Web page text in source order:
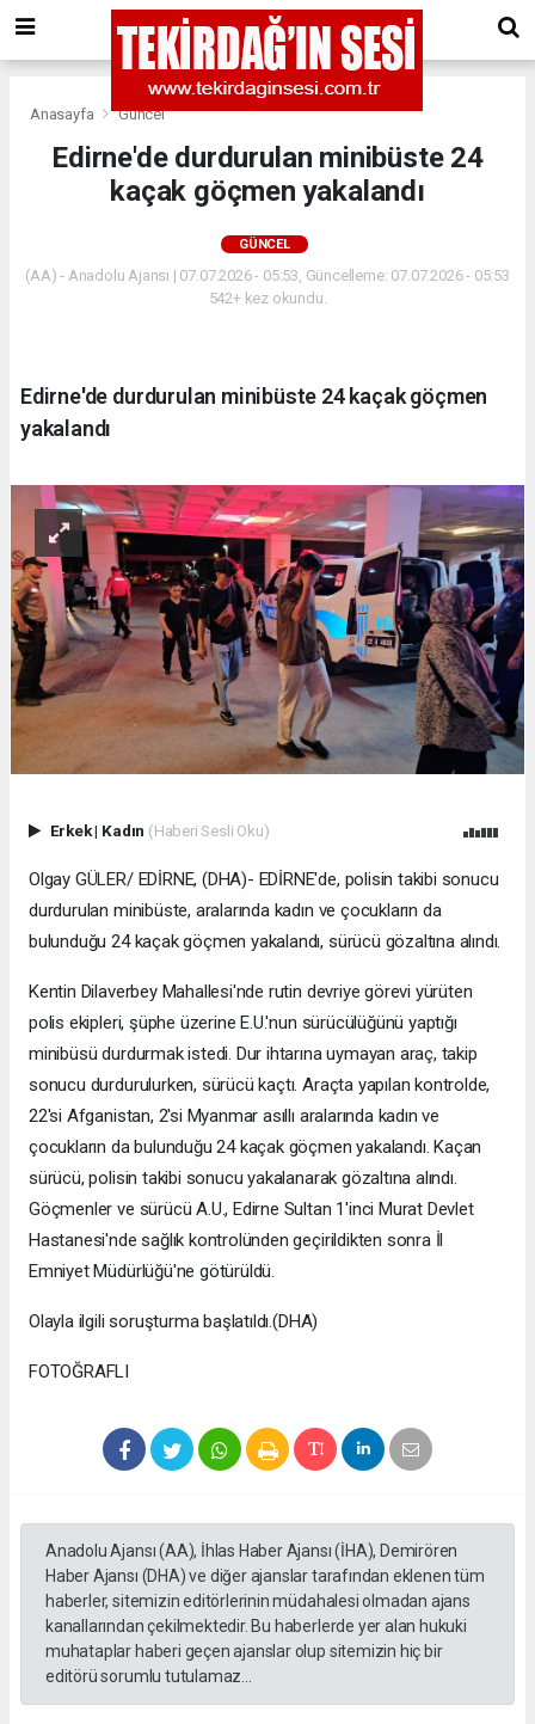
Anasayfa Güncel
Edirne'de durdurulan minibüste 24
kaçak göçmen yakalandı
GÜNCEL
(AA) - Anadolu Ajansı | 07.07.2026 - 05:53, Güncelleme: 07.07.2026 - 05:53
542+ kez okundu.
Edirne'de durdurulan minibüste 24 kaçak göçmen
yakalandı
Erkek| Kadın (Haberi Sesli Oku)
Olgay GÜLER/ EDİRNE, (DHA)- EDİRNE'de, polisin takibi sonucu
durdurulan minibüste, aralarında kadın ve çocukların da
bulunduğu 24 kaçak göçmen yakalandı, sürücü gözaltına alındı.
Kentin Dilaverbey Mahallesi'nde rutin devriye görevi yürüten
polis ekipleri, şüphe üzerine E.U.'nun sürücülüğünü yaptığı
minibüsü durdurmak istedi. Dur ihtarına uymayan araç, takip
sonucu durdurulurken, sürücü kaçtı. Araçta yapılan kontrolde,
22'si Afganistan, 2'si Myanmar asıllı aralarında kadın ve
çocukların da bulunduğu 24 kaçak göçmen yakalandı. Kaçan
sürücü, polisin takibi sonucu yakalanarak gözaltına alındı.
Göçmenler ve sürücü A.U., Edirne Sultan 1'inci Murat Devlet
Hastanesi'nde sağlık kontrolünden geçirildikten sonra İl
Emniyet Müdürlüğü'ne götürüldü.
Olayla ilgili soruşturma başlatıldı.(DHA)
FOTOĞRAFLI
Anadolu Ajansı (AA), İhlas Haber Ajansı (İHA), Demirören
Haber Ajansı (DHA) ve diğer ajanslar tarafından eklenen tüm
haberler, sitemizin editörlerinin müdahalesi olmadan ajans
kanallarından çekilmektedir. Bu haberlerde yer alan hukuki
muhataplar haberi geçen ajanslar olup sitemizin hiç bir
editörü sorumlu tutulamaz...